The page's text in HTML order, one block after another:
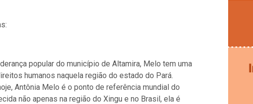
popular do município de Altamira, Melo tem uma
humanos naquela região do estado do Pará.
Antônia Melo é o ponto de referência mundial do
não apenas na região do Xingu e no Brasil, ela é